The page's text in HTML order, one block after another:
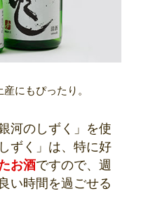
にもぴったり。
河のしずく」を使
ずく」は、特に好
お酒ですので、週
い時間を過ごせる